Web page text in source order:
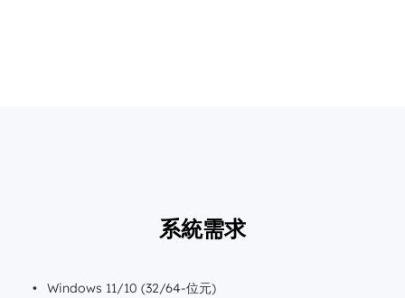
系統需求
Windows 11/10 (32/64-位元)